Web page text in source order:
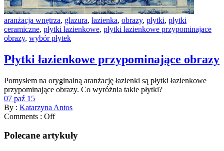
aranżacja wnętrza, glazura, łazienka, obrazy, płytki, płytki
ceramiczne, płytki łazienkowe, płytki łazienkowe przypominajace
obrazy, wybór płytek
Płytki łazienkowe przypominające obrazy
Pomysłem na oryginalną aranżację łazienki są płytki łazienkowe
przypominające obrazy. Co wyróżnia takie płytki?
07 paź 15
By : Katarzyna Antos
Comments : Off
Polecane artykuły